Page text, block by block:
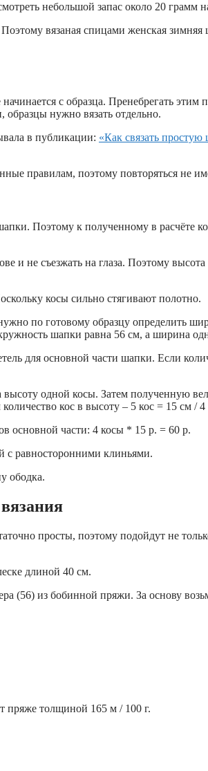
небольшой запас около 20 грамм
вязаная спицами женская
с образца. Пренебрегать
образцы нужно вязать отдельно.
в публикации: «Как связать
правилам, поэтому повторяться не
Поэтому к полученному в расчёте
и не съезжать на глаза. Поэтому
косы сильно стягивают полотно.
по готовому образцу определить
шапки равна 56 см, а ширина
для основной части шапки. Если
одной косы. Затем полученную
кос в высоту – 5 кос = 15 см /
основной части: 4 косы * 15 р. = 60 р.
с равносторонними клиньями.
ободка.
вязания
просты, поэтому подойдут не
длиной 40 см.
(56) из бобинной пряжи. За основу
пряже толщиной 165 м / 100 г.